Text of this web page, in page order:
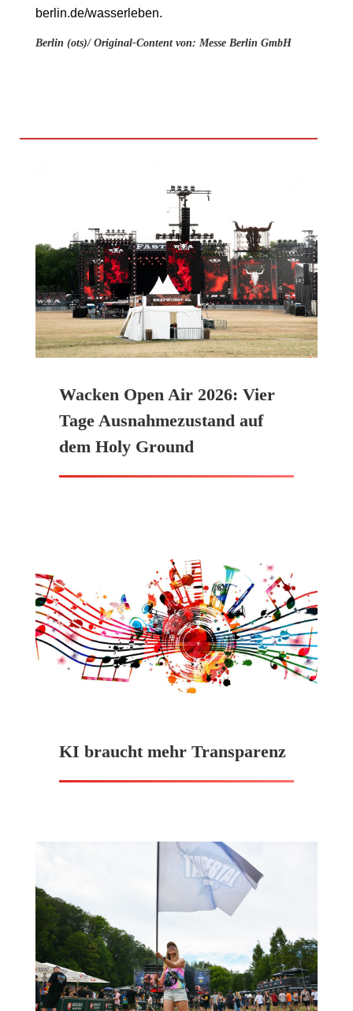
berlin.de/wasserleben.
Berlin (ots)/ Original-Content von: Messe Berlin GmbH
Wacken Open Air 2026: Vier
Tage Ausnahmezustand auf
dem Holy Ground
KI braucht mehr Transparenz